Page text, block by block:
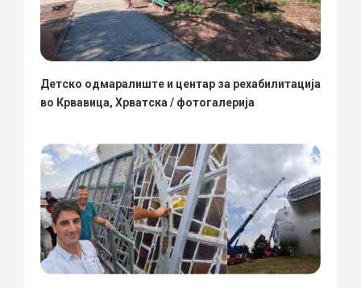
Детско одмаралиште и центар за рехабилитација
во Крвавица, Хрватска / фотогалерија